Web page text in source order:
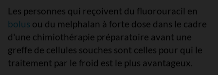
Les personnes qui reçoivent du fluorouracil en
bolus ou du melphalan à forte dose dans le cadre
d'une chimiothérapie préparatoire avant une
greffe de cellules souches sont celles pour qui le
traitement par le froid est le plus avantageux.